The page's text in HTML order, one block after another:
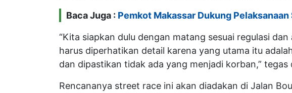
Baca Juga : Pemkot Makassar Dukung
“Kita siapkan dulu dengan matang sesuai regulasi
harus diperhatikan detail karena yang utama itu
dan dipastikan tidak ada yang menjadi korban,” tegas
Rencananya street race ini akan diadakan di Jalan